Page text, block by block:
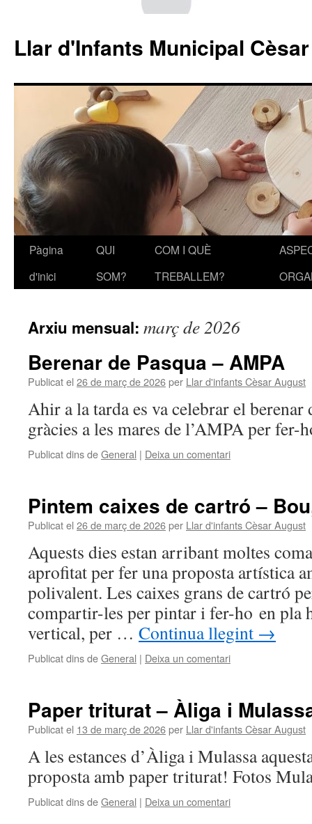
Llar d'Infants Municipal
Vés
Pàgina
d'inici
QUI
SOM?
COM I QUÈ
TREBALLEM?
Arxiu mensual: març de 2026
Berenar de Pasqua – AMPA
Publicat el 26 de març de 2026per Llar d'infants Cèsar August
Ahir a la tarda es va celebrar el berenar
gràcies a les mares de l’AMPA per fer-
Publicat dins deGeneral | Deixa un comentari
Pintem caixes de cartró –
Publicat el 26 de març de 2026per Llar d'infants Cèsar August
Aquests dies estan arribant moltes
aprofitat per fer una proposta artística
polivalent. Les caixes grans de cartró
compartir-les per pintar i fer-ho en pla
vertical, per … Continua llegint →
Publicat dins deGeneral | Deixa un comentari
Paper triturat – Àliga i
Publicat el 13 de març de 2026per Llar d'infants Cèsar August
A les estances d’Àliga i Mulassa
proposta amb paper triturat! Fotos
Publicat dins deGeneral | Deixa un comentari